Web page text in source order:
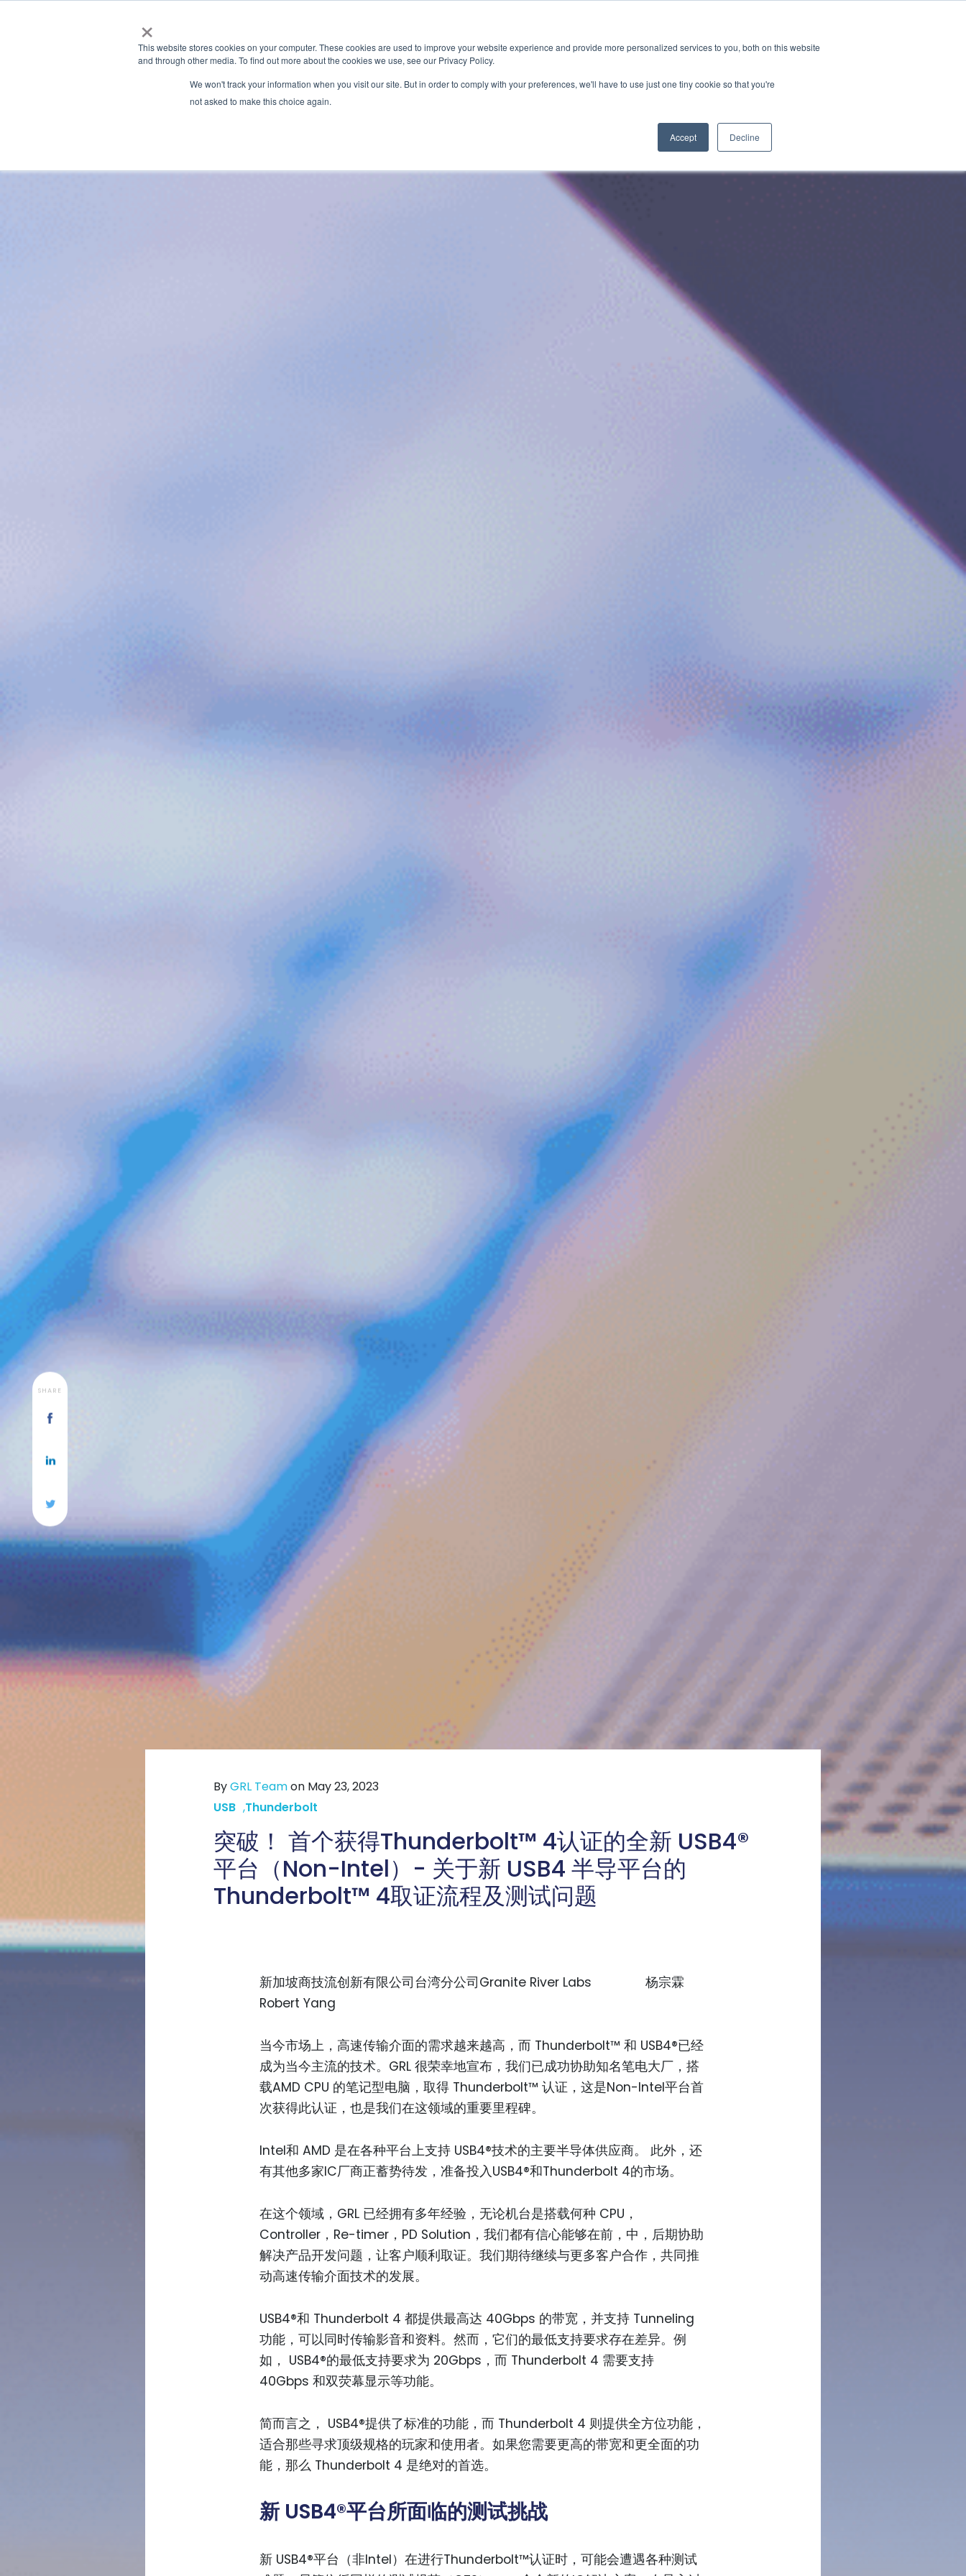
×
This website stores cookies on your computer. These cookies are used to improve your website experience and provide more personalized services to you, both on this website
and through other media. To find out more about the cookies we use, see our Privacy Policy.
We won't track your information when you visit our site. But in order to comply with your preferences, we'll have to use just one tiny cookie so that you're
not asked to make this choice again.
Accept Decline
应用 市场准入服务
ByGRL Teamon May 23, 2023
USB ,Thunderbolt
突破！ 首个获得Thunderbolt™ 4认证的全新 USB4®
平台（Non-Intel）- 关于新 USB4 半导平台的
Thunderbolt™ 4取证流程及测试问题
SHARE
新加坡商技流创新有限公司台湾分公司Granite River Labs 杨宗霖
Robert Yang
当今市场上，高速传输介面的需求越来越高，而 Thunderbolt™ 和 USB4®已经
成为当今主流的技术。GRL 很荣幸地宣布，我们已成功协助知名笔电大厂，搭
载AMD CPU 的笔记型电脑，取得 Thunderbolt™ 认证，这是Non-Intel平台首
次获得此认证，也是我们在这领域的重要里程碑。
Intel和 AMD 是在各种平台上支持 USB4®技术的主要半导体供应商。 此外，还
有其他多家IC厂商正蓄势待发，准备投入USB4®和Thunderbolt 4的市场。
在这个领域，GRL 已经拥有多年经验，无论机台是搭载何种 CPU，
Controller，Re-timer，PD Solution，我们都有信心能够在前，中，后期协助
解决产品开发问题，让客户顺利取证。我们期待继续与更多客户合作，共同推
动高速传输介面技术的发展。
USB4®和 Thunderbolt 4 都提供最高达 40Gbps 的带宽，并支持 Tunneling
功能，可以同时传输影音和资料。然而，它们的最低支持要求存在差异。例
如， USB4®的最低支持要求为 20Gbps，而 Thunderbolt 4 需要支持
40Gbps 和双荧幕显示等功能。
简而言之， USB4®提供了标准的功能，而 Thunderbolt 4 则提供全方位功能，
适合那些寻求顶级规格的玩家和使用者。如果您需要更高的带宽和更全面的功
能，那么 Thunderbolt 4 是绝对的首选。
新 USB4®平台所面临的测试挑战
新 USB4®平台（非Intel）在进行Thunderbolt™认证时，可能会遭遇各种测试